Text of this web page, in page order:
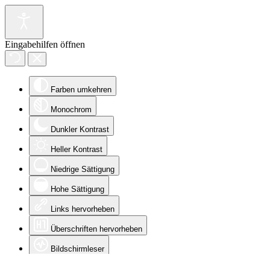
Eingabehilfen öffnen
Farben umkehren
Monochrom
Dunkler Kontrast
Heller Kontrast
Niedrige Sättigung
Hohe Sättigung
Links hervorheben
Überschriften hervorheben
Bildschirmleser